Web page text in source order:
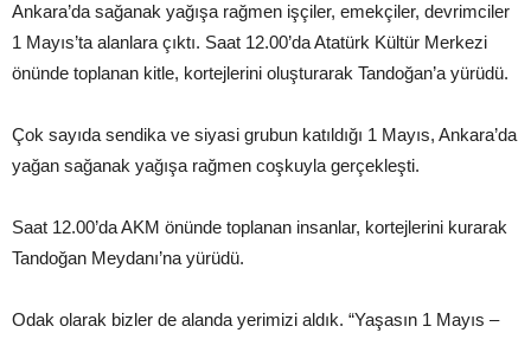
Ankara’da sağanak yağışa rağmen işçiler, emekçiler, devrimciler
1 Mayıs’ta alanlara çıktı. Saat 12.00’da Atatürk Kültür Merkezi
önünde toplanan kitle, kortejlerini oluşturarak Tandoğan’a yürüdü.
Çok sayıda sendika ve siyasi grubun katıldığı 1 Mayıs, Ankara’da
yağan sağanak yağışa rağmen coşkuyla gerçekleşti.
Saat 12.00’da AKM önünde toplanan insanlar, kortejlerini kurarak
Tandoğan Meydanı’na yürüdü.
Odak olarak bizler de alanda yerimizi aldık. “Yaşasın 1 Mayıs –